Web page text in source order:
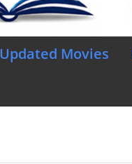
Movies